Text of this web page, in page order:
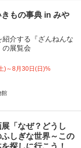
もの事典 in みや
紹介する『ざんねんな
の展覧会
)～8月30日(日)%
館
「なぜ？どうし
しぎな世界～この